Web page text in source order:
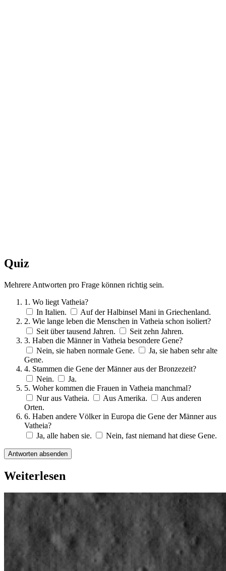
Quiz
Mehrere Antworten pro Frage können richtig sein.
1. Wo liegt Vatheia?
In Italien.
Auf der Halbinsel Mani in Griechenland.
2. Wie lange leben die Menschen in Vatheia schon isoliert?
Seit über tausend Jahren.
Seit zehn Jahren.
3. Haben die Männer in Vatheia besondere Gene?
Nein, sie haben normale Gene.
Ja, sie haben sehr alte
Gene.
4. Stammen die Gene der Männer aus der Bronzezeit?
Nein.
Ja.
5. Woher kommen die Frauen in Vatheia manchmal?
Nur aus Vatheia.
Aus Amerika.
Aus anderen
Orten.
6. Haben andere Völker in Europa die Gene der Männer aus
Vatheia?
Ja, alle haben sie.
Nein, fast niemand hat diese Gene.
Antworten absenden
Weiterlesen